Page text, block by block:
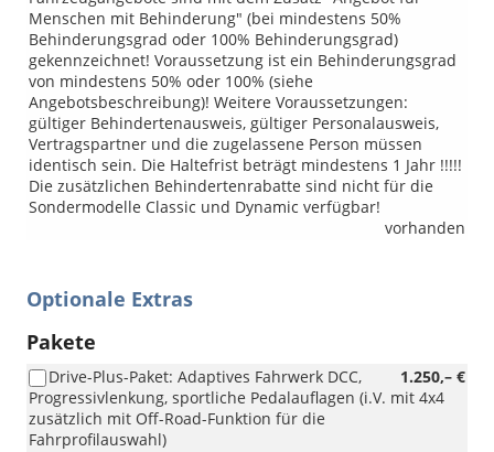
Menschen mit Behinderung" (bei mindestens 50%
Behinderungsgrad oder 100% Behinderungsgrad)
gekennzeichnet! Voraussetzung ist ein Behinderungsgrad
von mindestens 50% oder 100% (siehe
Angebotsbeschreibung)! Weitere Voraussetzungen:
gültiger Behindertenausweis, gültiger Personalausweis,
Vertragspartner und die zugelassene Person müssen
identisch sein. Die Haltefrist beträgt mindestens 1 Jahr !!!!!
Die zusätzlichen Behindertenrabatte sind nicht für die
Sondermodelle Classic und Dynamic verfügbar!
vorhanden
Optionale Extras
Pakete
1.250,– €
Drive-Plus-Paket: Adaptives Fahrwerk DCC,
Progressivlenkung, sportliche Pedalauflagen (i.V. mit 4x4
zusätzlich mit Off-Road-Funktion für die
Fahrprofilauswahl)